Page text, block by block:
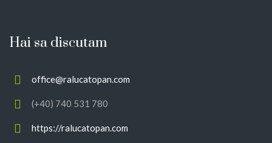
Hai sa discutam
office@ralucatopan.com
(+40) 740 531 780
https://ralucatopan.com